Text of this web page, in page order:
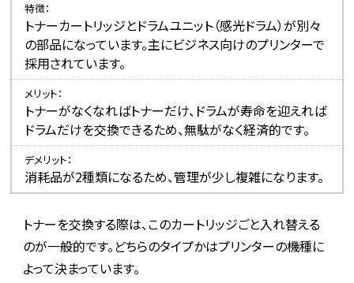
特徴
トナーカートリッジとドラムユニット（感光ドラム）が別々
の部品になっています。主にビジネス向けのプリンターで
採用されています。
メリット
トナーがなくなればトナーだけ、ドラムが寿命を迎えれば
ドラムだけを交換できるため、無駄がなく経済的です。
デメリット
消耗品が2種類になるため、管理が少し複雑になります。
トナーを交換する際は、このカートリッジごと入れ替える
のが一般的です。どちらのタイプかはプリンターの機種に
よって決まっています。